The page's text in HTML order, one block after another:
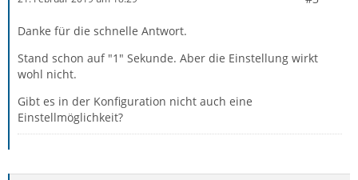
Danke für die schnelle Antwort.
Stand schon auf "1" Sekunde. Aber die Einstellung wirkt
wohl nicht.
Gibt es in der Konfiguration nicht auch eine
Einstellmöglichkeit?